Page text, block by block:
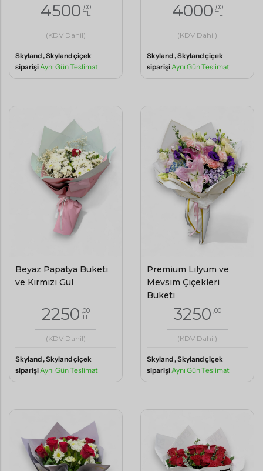
4500 ,00
TL
(KDV Dahil)
Skyland , Skyland çiçek
siparişiAynı Gün Teslimat
4000 ,00
TL
(KDV Dahil)
Skyland , Skyland çiçek
siparişiAynı Gün Teslimat
Beyaz Papatya Buketi
ve Kırmızı Gül
2250 ,00
TL
(KDV Dahil)
Skyland , Skyland çiçek
siparişiAynı Gün Teslimat
Premium Lilyum ve
Mevsim Çiçekleri
Buketi
3250 ,00
TL
(KDV Dahil)
Skyland , Skyland çiçek
siparişiAynı Gün Teslimat